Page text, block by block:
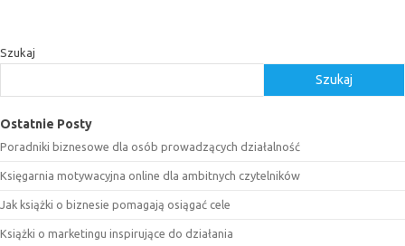
Szukaj
Szukaj
Ostatnie Posty
Poradniki biznesowe dla osób prowadzących działalność
Księgarnia motywacyjna online dla ambitnych czytelników
Jak książki o biznesie pomagają osiągać cele
Książki o marketingu inspirujące do działania